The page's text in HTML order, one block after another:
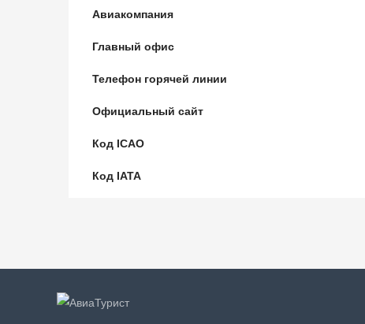
Авиакомпания
Главный офис
Телефон горячей линии
Официальный сайт
Код ICAO
Код IATA